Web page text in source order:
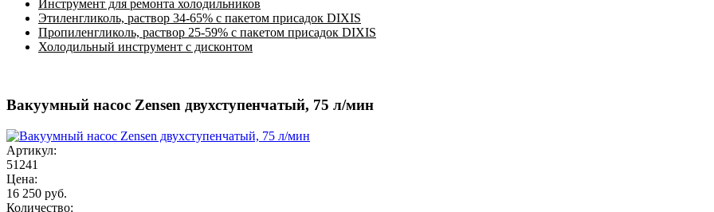
Инструмент для ремонта холодильников
Этиленгликоль, раствор 34-65% с пакетом присадок DIXIS
Пропиленгликоль, раствор 25-59% с пакетом присадок DIXIS
Холодильный инструмент с дисконтом
Вакуумный насос Zensen двухступенчатый, 75 л/мин
Артикул:
51241
Цена:
16 250 руб.
Количество: